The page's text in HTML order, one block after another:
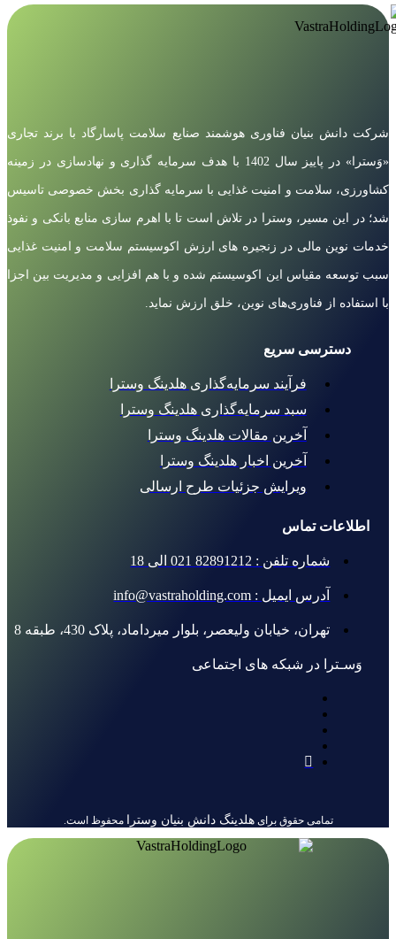
شرکت دانش بنیان فناوری هوشمند صنایع سلامت پاسارگاد با برند تجاری
«وَسترا» در پاییز سال 1402 با هدف سرمایه گذاری و نهادسازی در زمینه
کشاورزی، سلامت و امنیت غذایی با سرمایه گذاری بخش خصوصی تاسیس
شد؛ در این مسیر، وسترا در تلاش است تا با اهرم سازی منابع بانکی و نفوذ
خدمات نوین مالی در زنجیره های ارزش اکوسیستم سلامت و امنیت غذایی
سبب توسعه مقیاس این اکوسیستم شده و با هم افزایی و مدیریت بین اجزا
با استفاده از فناوری‌های نوین، خلق ارزش نماید.
دسترسی سریع
فرآیند سرمایه‌گذاری هلدینگ وسترا
سبد سرمایه‌گذاری هلدینگ وسترا
آخرین مقالات هلدینگ وسترا
آخرین اخبار هلدینگ وسترا
ویرایش جزئیات طرح ارسالی
اطلاعات تماس
شماره تلفن : 82891212 021 الی 18
آدرس ایمیل : info@vastraholding.com
تهران، خیابان ولیعصر، بلوار میرداماد، پلاک 430، طبقه 8
وَسـترا در شبکه های اجتماعی
تمامی حقوق برایهلدینگ دانش بنیان وسترا محفوظ است.